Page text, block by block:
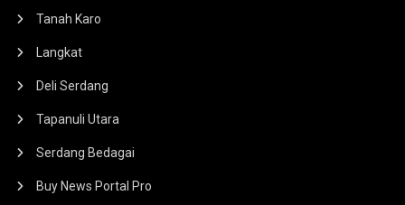
Tanah Karo
Langkat
Deli Serdang
Tapanuli Utara
Serdang Bedagai
Buy News Portal Pro